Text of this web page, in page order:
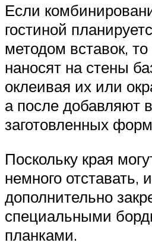
Если
гостиной
методом вставок,
наносят на стены
оклеивая их или
а после добавляют
заготовленных
Поскольку края
немного отставать,
дополнительно
специальными
планками.